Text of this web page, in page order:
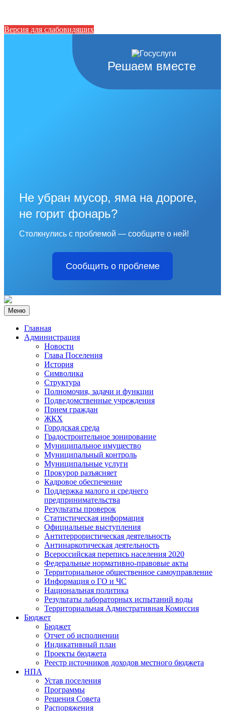
Версия для слабовидящих
Решаем вместе
Не убран мусор, яма на дороге,
не горит фонарь?
Столкнулись с проблемой — сообщите о ней!
Сообщить о проблеме
Меню
Главная
Администрация
Новости
Глава Поселения
История
Символика
Структура
Полномочия, задачи и функции
Подведомственные учреждения
Прием граждан
ЖКХ
Городская среда
Градостроительное зонирование
Муниципальное имущество
Муниципальный контроль
Муниципальные услуги
Прокурор разъясняет
Кадровое обеспечение
Поддержка малого и среднего
предпринимательства
Результаты проверок
Статистическая информация
Официальные выступления
Антитеррористическая деятельность
Антинаркотическая деятельность
Всероссийская перепись населения 2020
Федеральные нормативно-правовые акты
Территориальное общественное самоуправление
Информация о ГО и ЧС
Национальная политика
Результаты лабораторных испытаний воды
Территориальная Адмистративная Комиссия
Бюджет
Бюджет
Отчет об исполнении
Индикативный план
Проекты бюджета
Реестр источников доходов местного бюджета
НПА
Устав поселения
Программы
Решения Совета
Распоряжения